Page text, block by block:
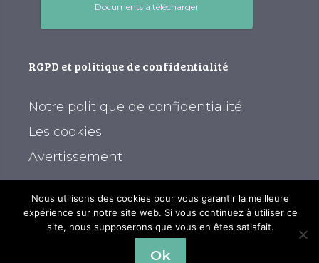
Documents à télécharger
RGPD et politique de confidentialité
Notre politique de confidentialité
Les cookies
Avertissement
© 2026 Alysse Webdesign- Site mis à jour par les
secrétariats de l'ILLEPS
Nous utilisons des cookies pour vous garantir la meilleure
expérience sur notre site web. Si vous continuez à utiliser ce
site, nous supposerons que vous en êtes satisfait.
Ok